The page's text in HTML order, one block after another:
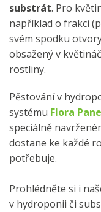
substrát. Pro
například o frakci
svém spodku
obsažený v
rostliny.
Pěstování v
systému Flora
speciálně
dostane ke každé
potřebuje.
Prohlédněte si i
v hydroponii či